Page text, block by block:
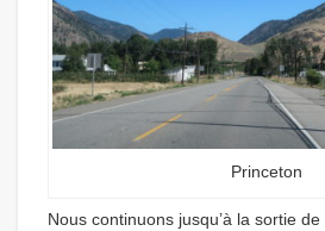
Princeton
Nous continuons jusqu’à la sortie